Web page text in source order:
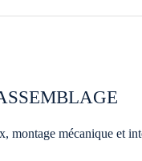
montage mécanique et